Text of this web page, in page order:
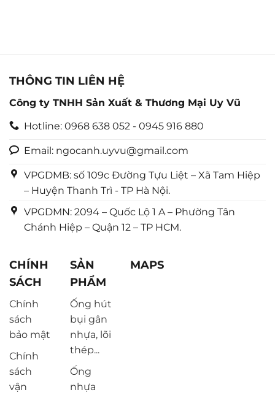
THÔNG TIN LIÊN HỆ
Công ty TNHH Sản Xuất & Thương Mại Uy Vũ
Hotline: 0968 638 052 - 0945 916 880
Email: ngocanh.uyvu@gmail.com
VPGDMB: số 109c Đường Tựu Liệt – Xã Tam Hiệp
– Huyện Thanh Trì - TP Hà Nội.
VPGDMN: 2094 – Quốc Lộ 1 A – Phường Tân
Chánh Hiệp – Quận 12 – TP HCM.
CHÍNH
SÁCH
Chính
sách
bảo mật
Chính
sách
vận
SẢN
PHẨM
Ống hút
bụi gân
nhựa, lõi
thép...
Ống
nhựa
MAPS